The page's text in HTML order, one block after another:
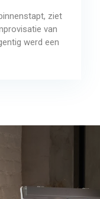
ziet
van
werd een